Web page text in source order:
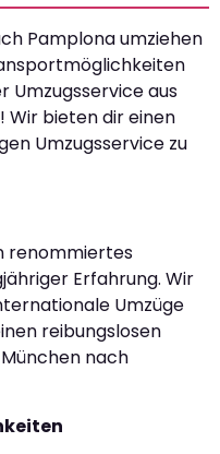
Pamplona umziehen
Umzugsservice aus
Wir bieten dir einen
Umzugsservice zu
renommiertes
Erfahrung. Wir
Umzüge
reibungslosen
nach